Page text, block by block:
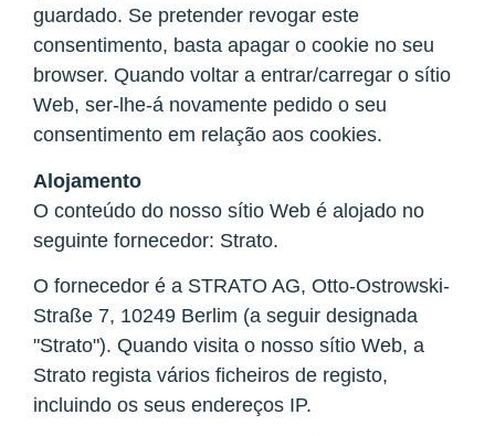
guardado. Se pretender revogar este
consentimento, basta apagar o cookie no seu
browser. Quando voltar a entrar/carregar o sítio
Web, ser-lhe-á novamente pedido o seu
consentimento em relação aos cookies.
Alojamento
O conteúdo do nosso sítio Web é alojado no
seguinte fornecedor: Strato.
O fornecedor é a STRATO AG, Otto-Ostrowski-
Straße 7, 10249 Berlim (a seguir designada
"Strato"). Quando visita o nosso sítio Web, a
Strato regista vários ficheiros de registo,
incluindo os seus endereços IP.